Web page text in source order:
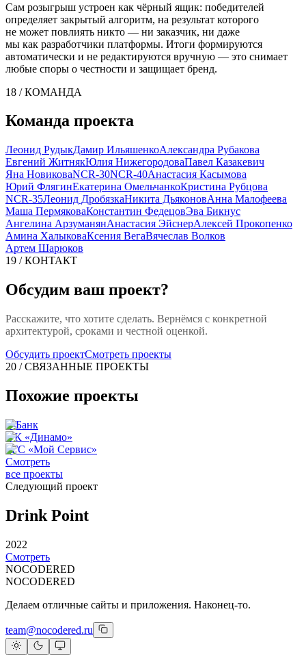
Сам розыгрыш устроен как чёрный ящик: победителей
определяет закрытый алгоритм, на результат которого
не может повлиять никто — ни заказчик, ни даже
мы как разработчики платформы. Итоги формируются
автоматически и не редактируются вручную — это снимает
любые споры о честности и защищает бренд.
18 / КОМАНДА
Команда проекта
Леонид РудыкДамир ИльяшенкоАлександра Рубакова
Евгений ЖитнякЮлия НижегородоваПавел Казакевич
Яна НовиковаNCR-30NCR-40Анастасия Касымова
Юрий ФлягинЕкатерина ОмельчанкоКристина Рубцова
NCR-35Леонид ДробязкаНикита ДьяконовАнна Малофеева
Маша ПермяковаКонстантин ФедецовЭва Бикнус
Ангелина АрзуманянАнастасия ЭйснерАлексей Прокопенко
Амина ХалыковаКсения ВегаВячеслав Волков
Артем Шарюков
19 / КОНТАКТ
Обсудим ваш проект?
Расскажите, что хотите сделать. Вернёмся с конкретной
архитектурой, сроками и честной оценкой.
Обсудить проектСмотреть проекты
20 / СВЯЗАННЫЕ ПРОЕКТЫ
Похожие проекты
Т-Банк
ФК «Динамо»
РГС «Мой Сервис»
Смотреть
все проекты
Следующий проект
Drink Point
2022
Смотреть
NOCODERED
NOCODERED
Делаем отличные сайты и приложения. Наконец-то.
team@nocodered.ru